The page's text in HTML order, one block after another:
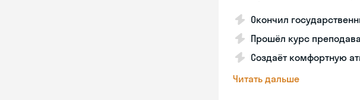
Окончил
Прошёл курс
Создаёт комфортную
Читать дальше